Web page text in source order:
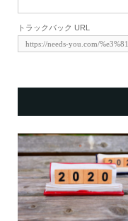
トラックバック URL